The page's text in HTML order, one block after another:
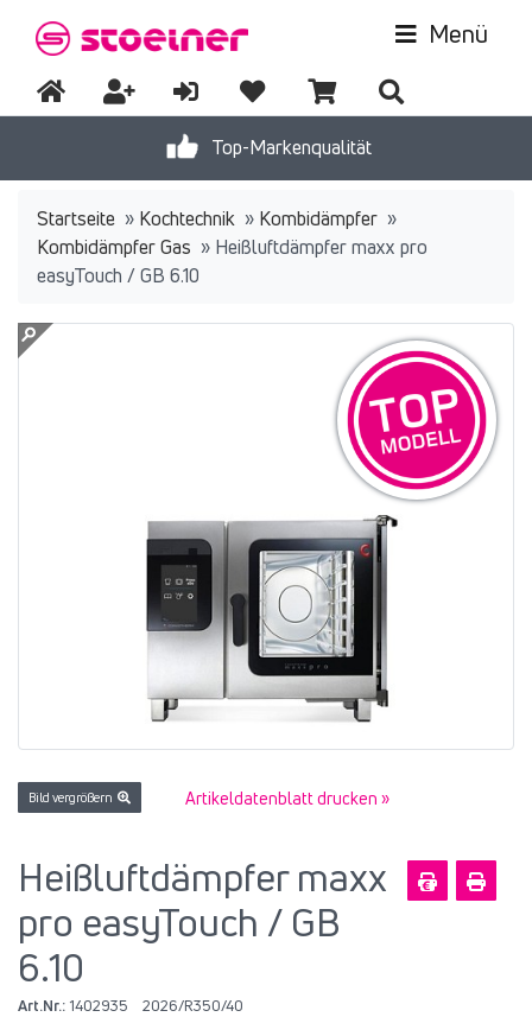
Top-Markenqualität
Menü
Startseite » Kochtechnik » Kombidämpfer »
Kombidämpfer Gas » Heißluftdämpfer maxx pro
easyTouch / GB 6.10
Bild vergrößern Artikeldatenblatt drucken »
Heißluftdämpfer maxx
pro easyTouch / GB
6.10
Art.Nr.: 1402935 2026/R350/40